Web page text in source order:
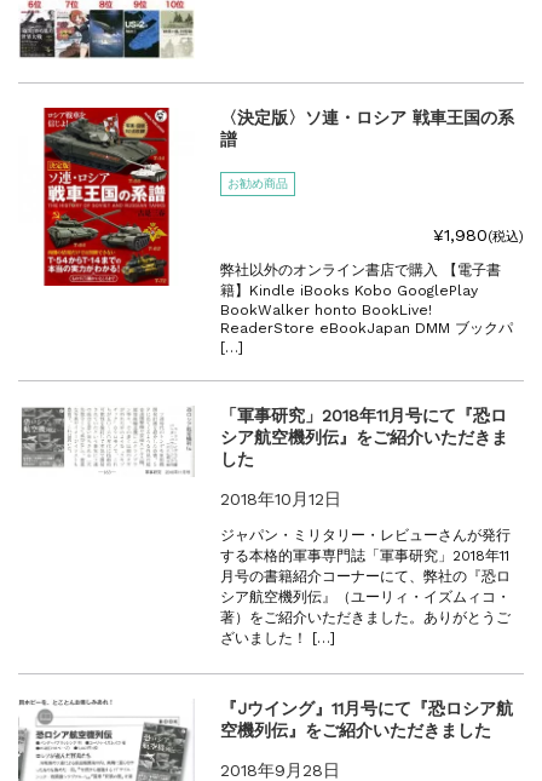
〈決定版〉ソ連・ロシア 戦車王国の系
譜
お勧め商品
¥1,980(税込)
弊社以外のオンライン書店で購入 【電子書
籍】Kindle iBooks Kobo GooglePlay
BookWalker honto BookLive!
ReaderStore eBookJapan DMM ブックパ
[…]
「軍事研究」2018年11月号にて『恐ロ
シア航空機列伝』をご紹介いただきま
した
2018年10月12日
ジャパン・ミリタリー・レビューさんが発行
する本格的軍事専門誌「軍事研究」2018年11
月号の書籍紹介コーナーにて、弊社の『恐ロ
シア航空機列伝』（ユーリィ・イズムィコ・
著）をご紹介いただきました。ありがとうご
ざいました！ […]
『Jウイング』11月号にて『恐ロシア航
空機列伝』をご紹介いただきました
2018年9月28日